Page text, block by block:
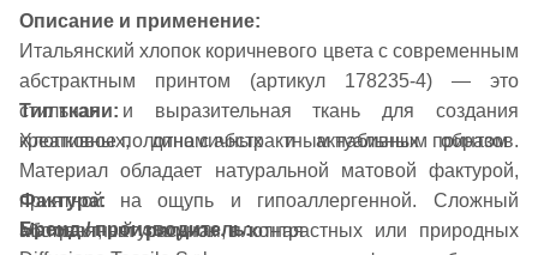
Описание и применение:
Итальянский хлопок коричневого цвета с современным
абстрактным принтом (артикул 178235-4) — это
стильная и выразительная ткань для создания
креативных, динамичных и актуальных образов.
Материал обладает натуральной матовой фактурой,
приятной на ощупь и гипоаллергенной. Сложный
абстрактный рисунок в контрастных или природных
Тип ткани:
Хлопковое полотно с абстрактным набивным принтом
Фактура:
Матовая, натуральная, плотная
Бренд / производитель: